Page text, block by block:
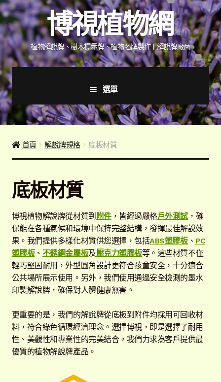
跳
至
導
覽
列
跳
至
主
要
內
容
博視植物網
植物解說牌、樹木標示牌、植物名牌製作 | 解說牌廠商
選單
首頁
產品價格表
下載詢價單
植物圖鑑/標示牌/附件型錄
展
開
子
選
單
解說牌規格
展
開
子
選
QRcode
版面大小
底板材質
內容格式
展
首頁 解說牌規格 底板材質
底板材質
博視植物解說牌從材質到 附件，皆經過嚴格戶外測試，確
保能在各種氣候和環境中保持完整結構，發揮最佳解說效
果。我們提供多樣化材質供您選擇，包括ABS塑膠板、 PC
塑膠板、 不銹鋼金屬板及壓克力塑膠板等。這些材質不僅
輕巧堅固耐用，外型圓角設計更符合孩童安全，十分適合
公共場所展示使用。另外，我們使用通過安全檢測的墨水
印製解說牌，確保對人體健康無害。
更重要的是，我們的解說牌從底板到附件均採用可回收材
料，符合綠色循環經濟理念。選擇博視，即是選擇了耐用
性、美觀性和專業性的完美結合。我們力求為客戶提供最
優質的植物解說牌產品。